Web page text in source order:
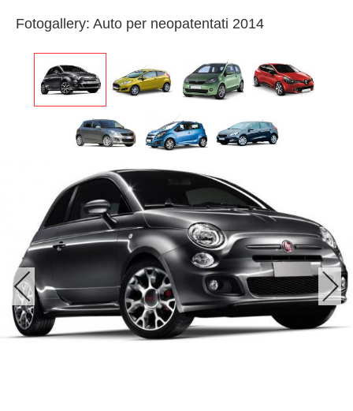
Fotogallery: Auto per neopatentati 2014